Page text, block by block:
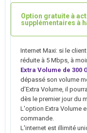
Option gratuite à
supplémentaires à
Internet Maxi: si le
réduite à 5 Mbps, à
Extra Volume de 300
dépassé son volume
d’Extra Volume, il
dès le premier jour du
L'option Extra Volume
commande.
L'internet est illimité